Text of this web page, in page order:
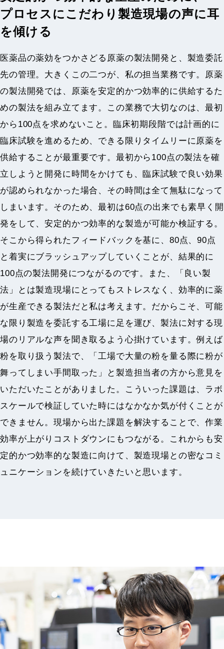
プロセスにこだわり製造現場の声に耳
を傾ける
医薬品の薬効をつかさどる原薬の製法開発と、製造委託
先の管理。大きくこの二つが、私の担当業務です。原薬
の製法開発では、原薬を安定的かつ効率的に供給するた
めの製法を組み立てます。この業務で大切なのは、最初
から100点を求めないこと。臨床初期段階では計画的に
臨床試験を進めるため、できる限りタイムリーに原薬を
供給することが最重要です。最初から100点の製法を確
立しようと開発に時間をかけても、臨床試験で良い効果
が認められなかった場合、その時間は全て無駄になって
しまいます。そのため、最初は60点の出来でも素早く開
発をして、安定的かつ効率的な製造が可能か検証する。
そこから得られたフィードバックを基に、80点、90点
と着実にブラッシュアップしていくことが、結果的に
100点の製法開発につながるのです。また、「良い製
法」とは製造現場にとってもストレスなく、効率的に薬
が生産できる製法だと私は考えます。だからこそ、可能
な限り製造を委託する工場に足を運び、製法に対する現
場のリアルな声を聞き取るよう心掛けています。例えば
粉を取り扱う製法で、「工場で大量の粉を量る際に粉が
舞ってしまい手間取った」と製造担当者の方から意見を
いただいたことがありました。こういった課題は、ラボ
スケールで検証していた時にはなかなか気が付くことが
できません。現場から出た課題を解決することで、作業
効率が上がりコストダウンにもつながる。これからも安
定的かつ効率的な製造に向けて、製造現場との密なコミ
ュニケーションを続けていきたいと思います。